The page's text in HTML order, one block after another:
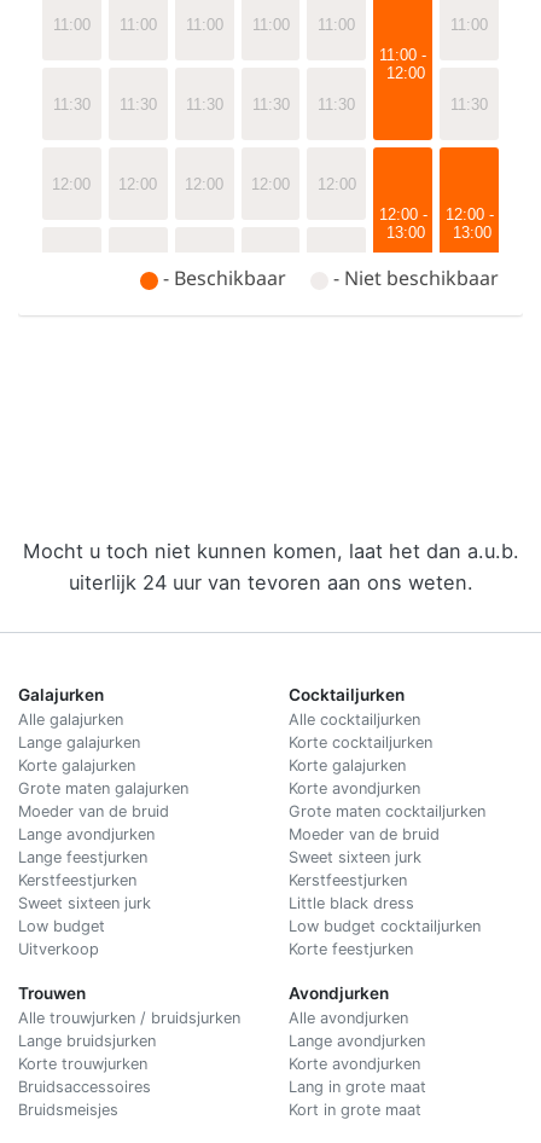
Mocht u toch niet kunnen komen, laat het dan a.u.b.
uiterlijk 24 uur van tevoren aan ons weten.
Galajurken
Alle galajurken
Lange galajurken
Korte galajurken
Grote maten galajurken
Moeder van de bruid
Lange avondjurken
Lange feestjurken
Kerstfeestjurken
Sweet sixteen jurk
Low budget
Uitverkoop
Trouwen
Alle trouwjurken / bruidsjurken
Lange bruidsjurken
Korte trouwjurken
Bruidsaccessoires
Bruidsmeisjes
Cocktailjurken
Alle cocktailjurken
Korte cocktailjurken
Korte galajurken
Korte avondjurken
Grote maten cocktailjurken
Moeder van de bruid
Sweet sixteen jurk
Kerstfeestjurken
Little black dress
Low budget cocktailjurken
Korte feestjurken
Avondjurken
Alle avondjurken
Lange avondjurken
Korte avondjurken
Lang in grote maat
Kort in grote maat